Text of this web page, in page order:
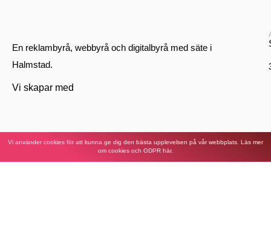
En reklambyrå, webbyrå och digitalbyrå med säte i
Halmstad.
Vi skapar med
Vi använder cookies för att kunna ge dig den bästa upplevelsen på vår webbplats. Läs mer
om cookies och GDPR här.